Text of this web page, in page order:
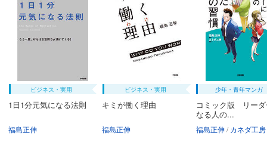
ビジネス・実用
1日1分元気になる法則
福島正伸
ビジネス・実用
キミが働く理由
福島正伸
少年・青年マンガ
コミック版 リーダ
なる人の...
福島正伸 カネダ工房